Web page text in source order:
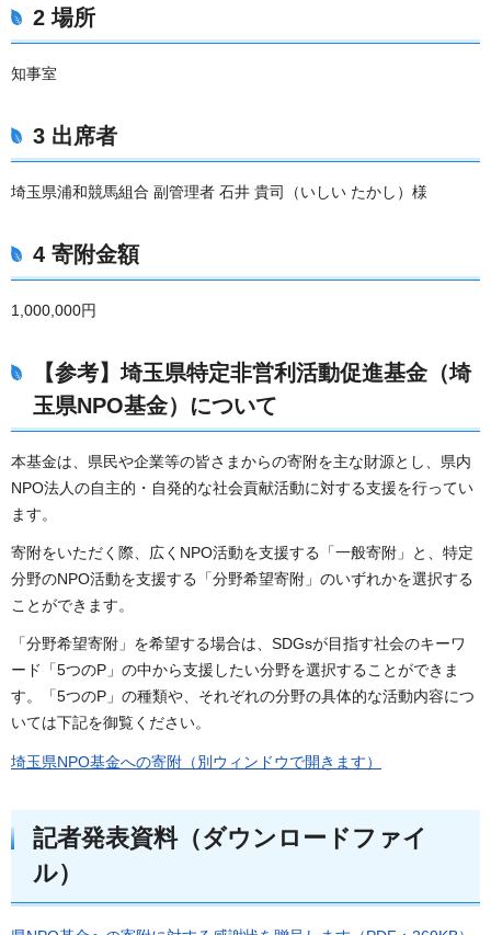
2 場所
知事室
3 出席者
埼玉県浦和競馬組合 副管理者 石井 貴司（いしい たかし）様
4 寄附金額
1,000,000円
【参考】埼玉県特定非営利活動促進基金（埼
玉県NPO基金）について
本基金は、県民や企業等の皆さまからの寄附を主な財源とし、県内
NPO法人の自主的・自発的な社会貢献活動に対する支援を行ってい
ます。
寄附をいただく際、広くNPO活動を支援する「一般寄附」と、特定
分野のNPO活動を支援する「分野希望寄附」のいずれかを選択する
ことができます。
「分野希望寄附」を希望する場合は、SDGsが目指す社会のキーワ
ード「5つのP」の中から支援したい分野を選択することができま
す。「5つのP」の種類や、それぞれの分野の具体的な活動内容につ
いては下記を御覧ください。
埼玉県NPO基金への寄附（別ウィンドウで開きます）
記者発表資料（ダウンロードファイ
ル）